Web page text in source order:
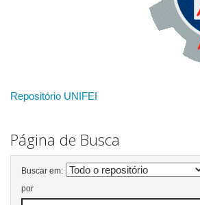
Repositório UNIFEI
Página de Busca
Buscar em:
por